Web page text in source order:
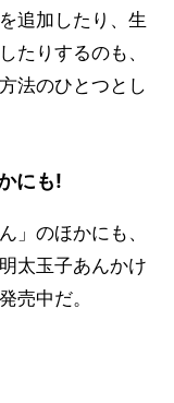
追加したり、生
たりするのも、
法のひとつとし
にも!
」のほかにも、
太玉子あんかけ
売中だ。